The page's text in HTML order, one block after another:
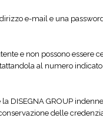
e-mail e una
e non possono essere
al numero
DISEGNA GROUP
delle